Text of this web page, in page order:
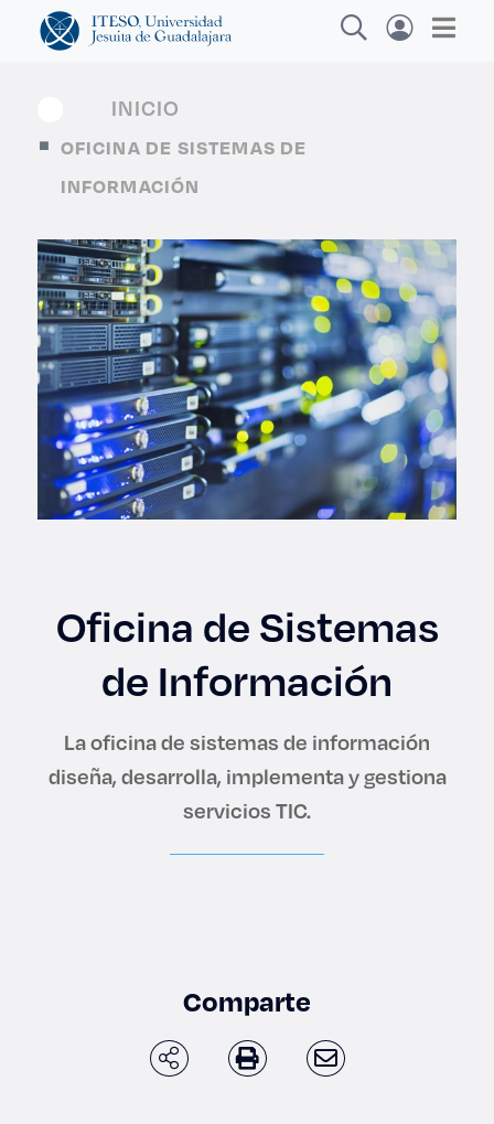
Explora sitios web, programas académicos,
actividades y noticias
Diploma|
Enlaces de interés
Becas
Graduaciones
CRUCE
INICIO
OFICINA DE SISTEMAS DE
INFORMACIÓN
Oficina de Sistemas
de Información
La oficina de sistemas de información
diseña, desarrolla, implementa y gestiona
servicios TIC.
Comparte